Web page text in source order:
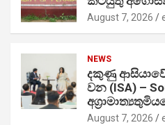
August 7, 2026
NEWS
දකුණු ආසියාවේ
වන (ISA) –
August 7, 2026